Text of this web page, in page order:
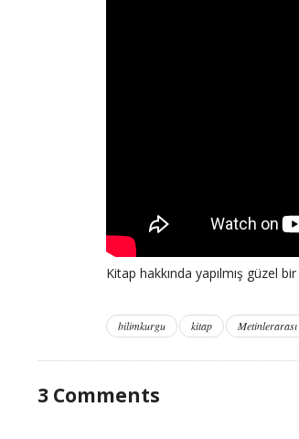
Kitap hakkında yapılmış güzel
bilimkurgu kitap
3Comments